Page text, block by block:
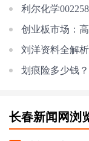
利尔化学
创业板市场：
刘洋资料全解
划痕险多少钱
长春新闻网浏